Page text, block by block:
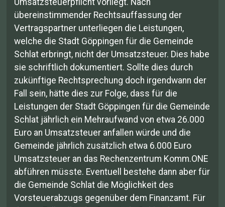
übereinstimmender Rechtsauffassung der
Vertragspartner unterliegen die Leistungen,
welche die Stadt Göppingen für die Gemeinde
Schlat erbringt, nicht der Umsatzsteuer. Dies habe
sie schriftlich dokumentiert. Sollte dies durch
zukünftige Rechtsprechung doch irgendwann der
Fall sein, hätte dies zur Folge, dass für die
Leistungen der Stadt Göppingen für die Gemeinde
Schlat jährlich ein Mehraufwand von etwa 26.000
Euro an Umsatzsteuer anfallen würde und die
Gemeinde jährlich zusätzlich etwa 6.000 Euro
Umsatzsteuer an das Rechenzentrum Komm.ONE
abführen müsste. Eventuell bestehe dann aber für
die Gemeinde Schlat die Möglichkeit des
Vorsteuerabzugs gegenüber dem Finanzamt. Für